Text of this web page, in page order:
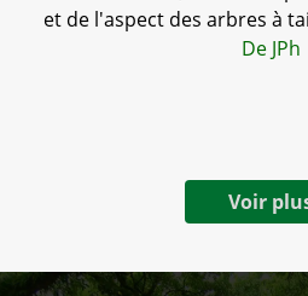
et de l'aspect des arbres à
De JPh
Voir